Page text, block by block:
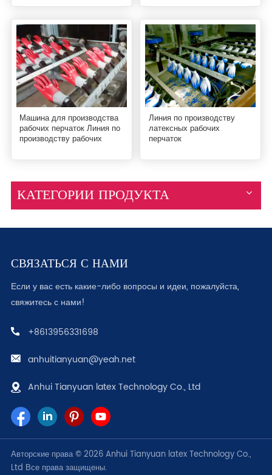
Машина для производства
рабочих перчаток Линия по
производству рабочих
Линия по производству
латексных рабочих
перчаток
КАТЕГОРИИ ПРОДУКТА
СВЯЗАТЬСЯ С НАМИ
Если у вас есть какие-либо вопросы и идеи, пожалуйста,
свяжитесь с нами!
+8613956331698
anhuitianyuan@yeah.net
Anhui Tianyuan latex Technology Co., Ltd
Авторские права © 2026 Anhui Tianyuan latex Technology Co.,
Ltd Все права защищены.